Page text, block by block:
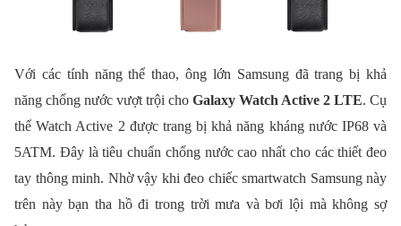
Với các tính năng thể thao, ông lớn Samsung đã trang bị khả
năng chống nước vượt trội cho Galaxy Watch Active 2 LTE. Cụ
thể Watch Active 2 được trang bị khả năng kháng nước IP68 và
5ATM. Đây là tiêu chuẩn chống nước cao nhất cho các thiết đeo
tay thông minh. Nhờ vậy khi đeo chiếc smartwatch Samsung này
trên này bạn tha hồ đi trong trời mưa và bơi lội mà không sợ